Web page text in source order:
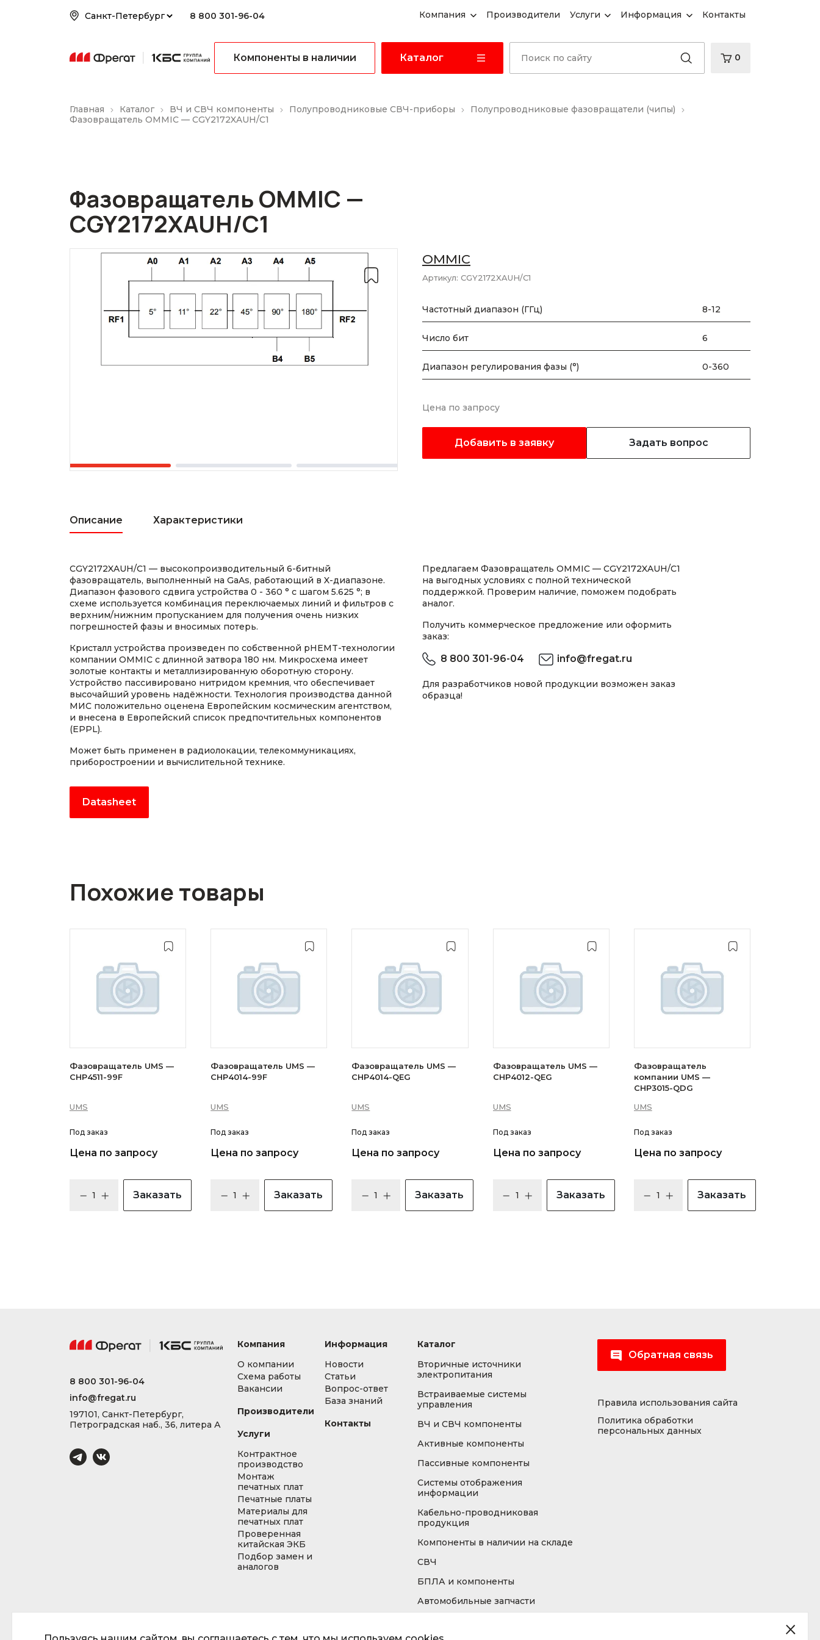
8 800 301-96-04 Компания Производители Услуги Информация Контакты
Компоненты в наличии Каталог 0
Главная Каталог ВЧ и СВЧ компоненты Полупроводниковые СВЧ-приборы
Полупроводниковые фазовращатели (чипы)
Фазовращатель OMMIC — CGY2172XAUH/C1
Фазовращатель OMMIC —
CGY2172XAUH/C1
OMMIC
Артикул: CGY2172XAUH/C1
Частотный диапазон (ГГц) 8-12
Число бит 6
Диапазон регулирования фазы (°) 0-360
Цена по запросу
Добавить в заявку Задать вопрос
Описание Характеристики
CGY2172XAUH/C1 — высокопроизводительный 6-битный
фазовращатель, выполненный на GaAs, работающий в X-диапазоне.
Диапазон фазового сдвига устройства 0 - 360 ° с шагом 5.625 °; в
схеме используется комбинация переключаемых линий и фильтров с
верхним/нижним пропусканием для получения очень низких
погрешностей фазы и вносимых потерь.
Кристалл устройства произведен по собственной pHEMT-технологии
компании OMMIC с длинной затвора 180 нм. Микросхема имеет
золотые контакты и металлизированную оборотную сторону.
Устройство пассивировано нитридом кремния, что обеспечивает
высочайший уровень надёжности. Технология производства данной
МИС положительно оценена Европейским космическим агентством,
и внесена в Европейский список предпочтительных компонентов
(EPPL).
Может быть применен в радиолокации, телекоммуникациях,
приборостроении и вычислительной технике.
Datasheet
Предлагаем Фазовращатель OMMIC — CGY2172XAUH/C1
на выгодных условиях с полной технической
поддержкой. Проверим наличие, поможем подобрать
аналог.
Получить коммерческое предложение или оформить
заказ:
8 800 301-96-04 info@fregat.ru
Для разработчиков новой продукции возможен заказ
образца!
Похожие товары
Фазовращатель UMS —
CHP4511-99F
UMS
Под заказ
Цена по запросу
Заказать
Фазовращатель UMS —
CHP4014-99F
UMS
Под заказ
Цена по запросу
Заказать
Фазовращатель UMS —
CHP4014-QEG
UMS
Под заказ
Цена по запросу
Заказать
Фазовращатель UMS —
CHP4012-QEG
UMS
Под заказ
Цена по запросу
Заказать
Фазовращатель
компании UMS —
CHP3015-QDG
UMS
Под заказ
Цена по запросу
Заказать
8 800 301-96-04
info@fregat.ru
197101, Санкт-Петербург,
Петроградская наб., 36, литера А
Компания
О компании
Схема работы
Вакансии
Производители
Услуги
Контрактное
производство
Монтаж
печатных плат
Печатные платы
Материалы для
печатных плат
Проверенная
китайская ЭКБ
Подбор замен и
аналогов
Информация
Новости
Статьи
Вопрос-ответ
База знаний
Контакты
Каталог
Вторичные источники
электропитания
Встраиваемые системы
управления
ВЧ и СВЧ компоненты
Активные компоненты
Пассивные компоненты
Системы отображения
информации
Кабельно-проводниковая
продукция
Компоненты в наличии на складе
СВЧ
БПЛА и компоненты
Автомобильные запчасти
Обратная связь
Правила использования сайта
Политика обработки
персональных данных